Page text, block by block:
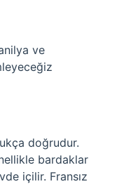
ve
doğrudur.
bardaklar
içilir. Fransız